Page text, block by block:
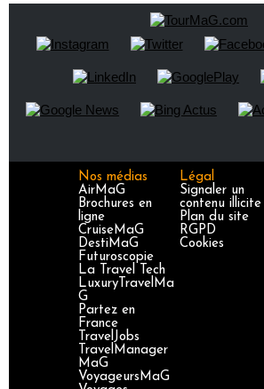
Nos médias
AirMaG
Brochures en
ligne
CruiseMaG
DestiMaG
Futuroscopie
La Travel Tech
LuxuryTravelMa
G
Partez en
France
TravelJobs
TravelManager
MaG
VoyageursMaG
Légal
Signaler un
contenu illicite
Plan du site
RGPD
Cookies